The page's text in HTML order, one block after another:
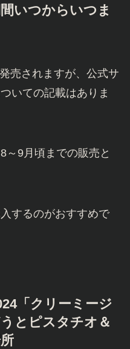
いつからいつま
売されますが、公式サ
いての記載はありま
～9月頃までの販売と
するのがおすすめで
「クリーミージ
とピスタチオ＆